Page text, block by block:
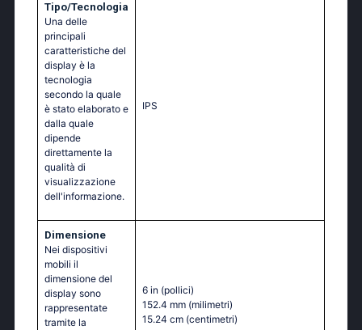
Tipo/Tecnologia
Una delle
principali
caratteristiche del
display è la
tecnologia
secondo la quale
è stato elaborato e
dalla quale
dipende
direttamente la
qualità di
visualizzazione
dell'informazione.
IPS
Dimensione
Nei dispositivi
mobili il
dimensione del
display sono
rappresentate
tramite la
6 in (pollici)
152.4 mm (milimetri)
15.24 cm (centimetri)